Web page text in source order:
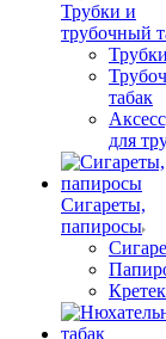
Трубки и
трубочный
Трубки
табак
для
Сигареты,
папиросы
Кретек